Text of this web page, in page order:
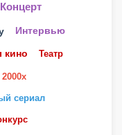
Концерт
Интервью
кино Театр
сериал